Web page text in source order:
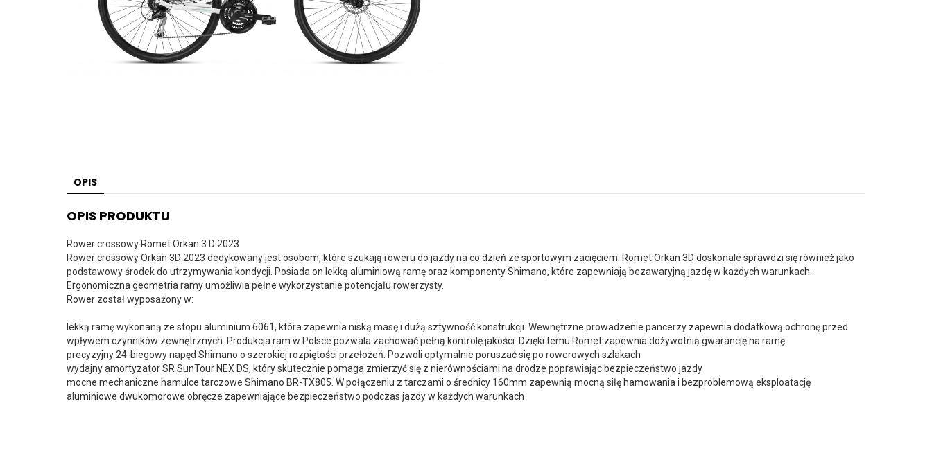
OPIS
OPIS PRODUKTU
Rower crossowy Romet Orkan 3 D 2023
Rower crossowy Orkan 3D 2023 dedykowany jest osobom, które szukają roweru do jazdy na co dzień ze sportowym zacięciem. Romet Orkan 3D doskonale sprawdzi się również jako
podstawowy środek do utrzymywania kondycji. Posiada on lekką aluminiową ramę oraz komponenty Shimano, które zapewniają bezawaryjną jazdę w każdych warunkach.
Ergonomiczna geometria ramy umożliwia pełne wykorzystanie potencjału rowerzysty.
Rower został wyposażony w:
lekką ramę wykonaną ze stopu aluminium 6061, która zapewnia niską masę i dużą sztywność konstrukcji. Wewnętrzne prowadzenie pancerzy zapewnia dodatkową ochronę przed
wpływem czynników zewnętrznych. Produkcja ram w Polsce pozwala zachować pełną kontrolę jakości. Dzięki temu Romet zapewnia dożywotnią gwarancję na ramę
precyzyjny 24-biegowy napęd Shimano o szerokiej rozpiętości przełożeń. Pozwoli optymalnie poruszać się po rowerowych szlakach
wydajny amortyzator SR SunTour NEX DS, który skutecznie pomaga zmierzyć się z nierównościami na drodze poprawiając bezpieczeństwo jazdy
mocne mechaniczne hamulce tarczowe Shimano BR-TX805. W połączeniu z tarczami o średnicy 160mm zapewnią mocną siłę hamowania i bezproblemową eksploatację
aluminiowe dwukomorowe obręcze zapewniające bezpieczeństwo podczas jazdy w każdych warunkach